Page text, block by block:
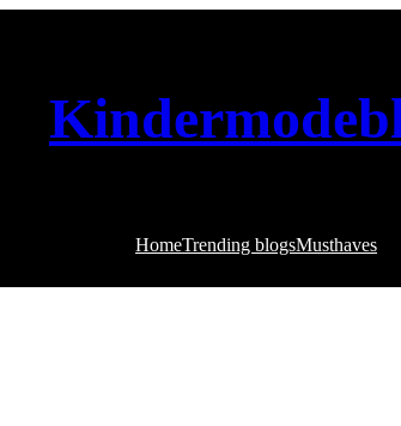
HomeTrending blogsMusthaves